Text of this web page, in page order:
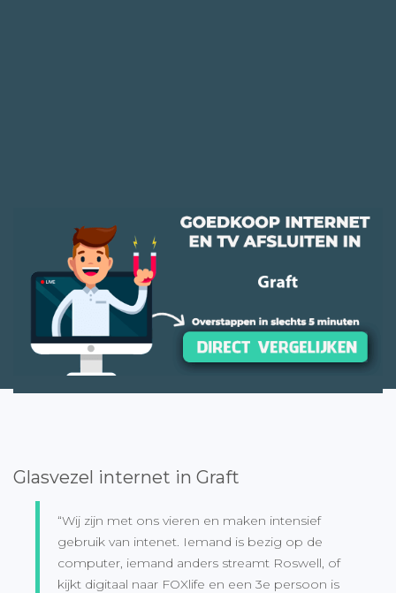
Glasvezel internet in Graft
“Wij zijn met ons vieren en maken intensief
gebruik van intenet. Iemand is bezig op de
computer, iemand anders streamt Roswell, of
kijkt digitaal naar FOXlife en een 3e persoon is